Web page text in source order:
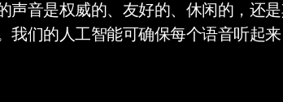
声音是权威的、友好的、休闲的，还
我们的人工智能可确保每个语音听起